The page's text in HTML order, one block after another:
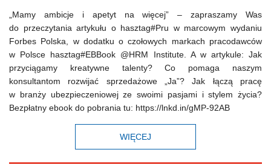
„Mamy ambicje i apetyt na więcej” – zapraszamy Was
do przeczytania artykułu o hasztag#Pru w marcowym wydaniu
Forbes Polska, w dodatku o czołowych markach pracodawców
w Polsce hasztag#EBBook @HRM Institute. A w artykule: Jak
przyciągamy kreatywne talenty? Co pomaga naszym
konsultantom rozwijać sprzedażowe „Ja”? Jak łączą pracę
w branży ubezpieczeniowej ze swoimi pasjami i stylem życia?
Bezpłatny ebook do pobrania tu: https://lnkd.in/gMP-92AB
WIĘCEJ